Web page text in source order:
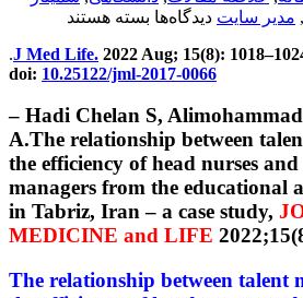
دیدگاه‌هابرای
پابمد
Talent
management
+
معرفی
ژورنال؛
Journal
of
and
بسته هستند
J Med Life. 2022 Aug;
.
doi:10.25122/jml-2017-0066
– Hadi Chelan S,
A.The relationship
the efficiency of head
managers from the
in Tabriz, Iran – a
MEDICINE and LIFE
The relationship